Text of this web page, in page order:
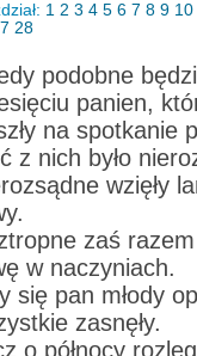
1 2 3 4 5 6 7 8 9 10
28
podobne
panien,
na spotkanie
z nich było
wzięły
zaś
w naczyniach.
się pan młody
zasnęły.
o północy